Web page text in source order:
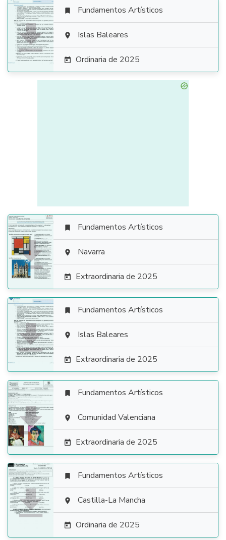

 Fundamentos Artísticos
 Islas Baleares
 Ordinaria de 2025

 Fundamentos Artísticos
 Navarra
 Extraordinaria de 2025

 Fundamentos Artísticos
 Islas Baleares
 Extraordinaria de 2025

 Fundamentos Artísticos
 Comunidad Valenciana
 Extraordinaria de 2025

 Fundamentos Artísticos
 Castilla-La Mancha
 Ordinaria de 2025